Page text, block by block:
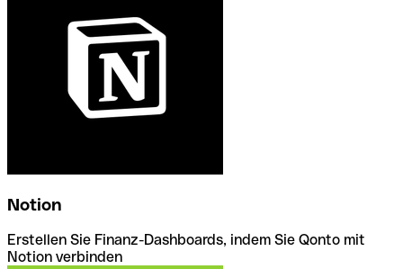
Notion
Erstellen Sie Finanz-Dashboards, indem Sie Qonto mit
Notion verbinden